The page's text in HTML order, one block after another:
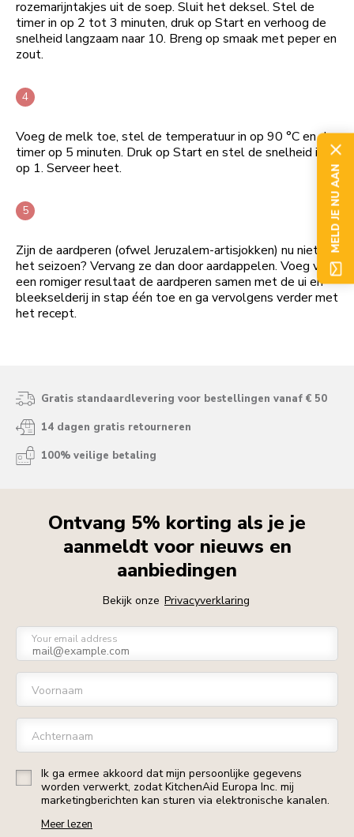
rozemarijntakjes uit de soep. Sluit het deksel. Stel de
timer in op 2 tot 3 minuten, druk op Start en verhoog de
snelheid langzaam naar 10. Breng op smaak met peper en
zout.
Voeg de melk toe, stel de temperatuur in op 90 °C en de
timer op 5 minuten. Druk op Start en stel de snelheid in
op 1. Serveer heet.
Zijn de aardperen (ofwel Jeruzalem-artisjokken) nu niet in
het seizoen? Vervang ze dan door aardappelen. Voeg voor
een romiger resultaat de aardperen samen met de ui en
bleekselderij in stap één toe en ga vervolgens verder met
het recept.
Gratis standaardlevering voor bestellingen vanaf € 50
14 dagen gratis retourneren
100% veilige betaling
Ontvang 5% korting als je je
aanmeldt voor nieuws en
aanbiedingen
Bekijk onze Privacyverklaring
Your email address
Voornaam
Achternaam
Ik ga ermee akkoord dat mijn persoonlijke gegevens
worden verwerkt, zodat KitchenAid Europa Inc. mij
marketingberichten kan sturen via elektronische kanalen.
Meer lezen
MELD JE NU AAN